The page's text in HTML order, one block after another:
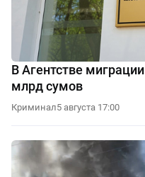
В Агентстве
млрд сумов
Криминал5 августа 17:00